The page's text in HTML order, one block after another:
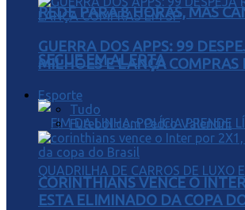
REDE PARA 8 HORAS, MAS
SEGUE EM ALERTA
GUERRA DOS APPS: 99
MILHÕES E LANÇA COMPRAS
Esporte
Tudo
Futebol com Pedro Valentini
CORINTHIANS VENCE O
ESTA ELIMINADO DA COPA